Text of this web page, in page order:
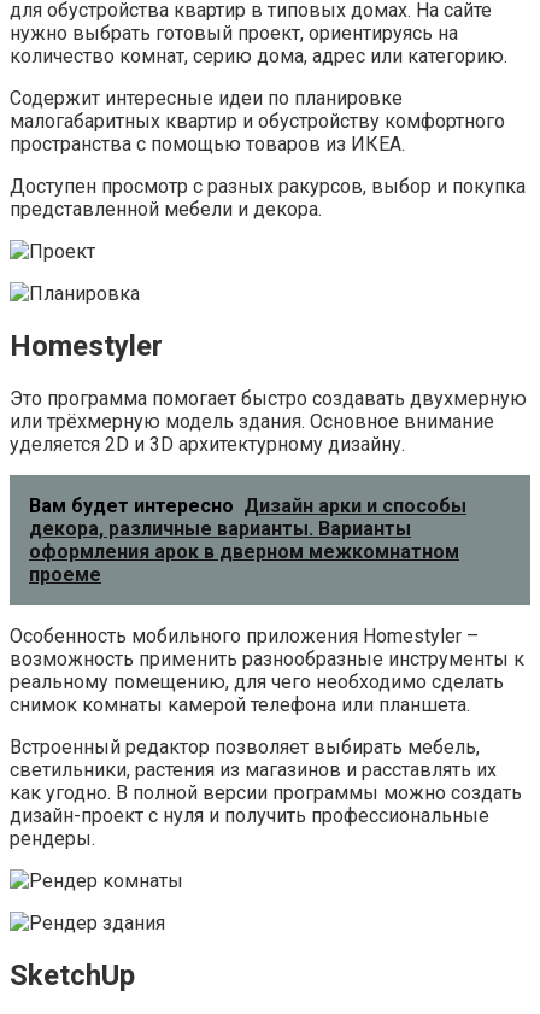
для обустройства квартир в типовых домах. На сайте
нужно выбрать готовый проект, ориентируясь на
количество комнат, серию дома, адрес или категорию.
Содержит интересные идеи по планировке
малогабаритных квартир и обустройству комфортного
пространства с помощью товаров из ИКЕА.
Доступен просмотр с разных ракурсов, выбор и покупка
представленной мебели и декора.
Homestyler
Это программа помогает быстро создавать двухмерную
или трёхмерную модель здания. Основное внимание
уделяется 2D и 3D архитектурному дизайну.
Вам будет интересно Дизайн арки и способы
декора, различные варианты. Варианты
оформления арок в дверном межкомнатном
проеме
Особенность мобильного приложения Homestyler –
возможность применить разнообразные инструменты к
реальному помещению, для чего необходимо сделать
снимок комнаты камерой телефона или планшета.
Встроенный редактор позволяет выбирать мебель,
светильники, растения из магазинов и расставлять их
как угодно. В полной версии программы можно создать
дизайн-проект с нуля и получить профессиональные
рендеры.
SketchUp